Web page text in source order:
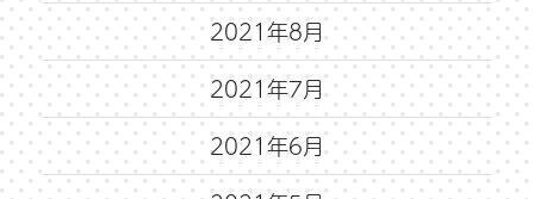
2021年8月
2021年7月
2021年6月